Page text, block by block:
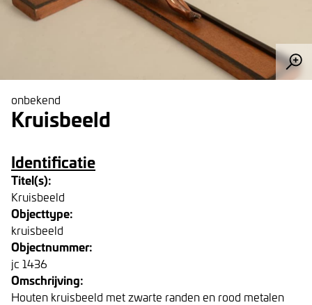
onbekend
Kruisbeeld
Identificatie
Titel(s):
Kruisbeeld
Objecttype:
kruisbeeld
Objectnummer:
jc 1436
Omschrijving:
Houten kruisbeeld met zwarte randen en rood metalen